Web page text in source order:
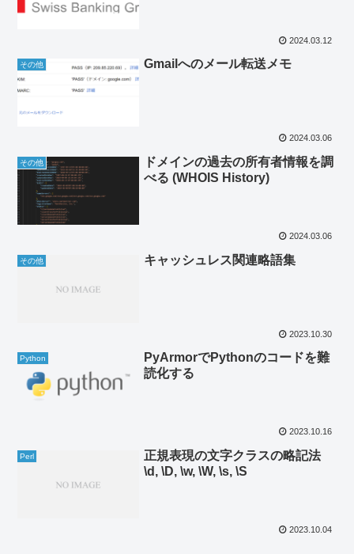
2024.03.12
その他 Gmailへのメール転送メモ
2024.03.06
その他
ドメインの過去の所有者情報を調
べる (WHOIS History)
2024.03.06
その他 キャッシュレス関連略語集
2023.10.30
Python
PyArmorでPythonのコードを難
読化する
2023.10.16
Perl
正規表現の文字クラスの略記法
\d, \D, \w, \W, \s, \S
2023.10.04